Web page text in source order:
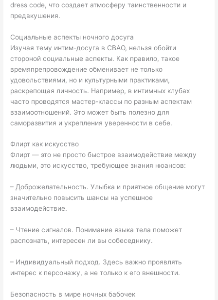
dress code, что создает атмосферу таинственности и
предвкушения.
Социальные аспекты ночного досуга
Изучая тему интим-досуга в СВАО, нельзя обойти
стороной социальные аспекты. Как правило, такое
времяпрепровождение обменивает не только
удовольствиями, но и культурными практиками,
раскрепощая личность. Например, в интимных клубах
часто проводятся мастер-классы по разным аспектам
взаимоотношений. Это может быть полезно для
саморазвития и укрепления уверенности в себе.
Флирт как искусство
Флирт — это не просто быстрое взаимодействие между
людьми, это искусство, требующее знания нюансов:
– Доброжелательность. Улыбка и приятное общение могут
значительно повысить шансы на успешное
взаимодействие.
– Чтение сигналов. Понимание языка тела поможет
распознать, интересен ли вы собеседнику.
– Индивидуальный подход. Здесь важно проявлять
интерес к персонажу, а не только к его внешности.
Безопасность в мире ночных бабочек